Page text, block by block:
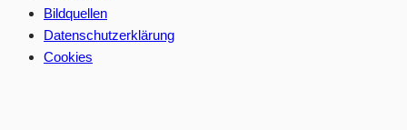
Bildquellen
Datenschutzerklärung
Cookies